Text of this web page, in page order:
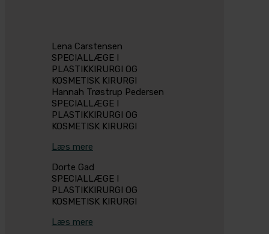
Lena Carstensen
SPECIALLÆGE I
PLASTIKKIRURGI OG
KOSMETISK KIRURGI
Hannah Trøstrup Pedersen
SPECIALLÆGE I
PLASTIKKIRURGI OG
KOSMETISK KIRURGI
Læs mere
Dorte Gad
SPECIALLÆGE I
PLASTIKKIRURGI OG
KOSMETISK KIRURGI
Læs mere